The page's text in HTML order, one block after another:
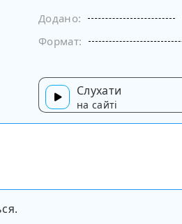
Додано:
Формат:
Слухати
на сайті